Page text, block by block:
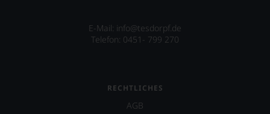
E-Mail: info@tesdorpf.de
Telefon: 0451- 799 270
RECHTLICHES
AGB